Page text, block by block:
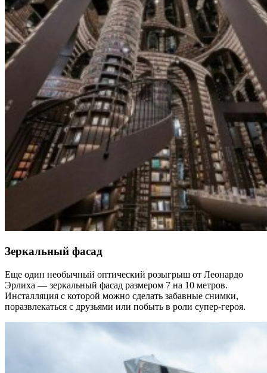
Зеркальный фасад
Еще один необычный оптический розыгрыш от Леонардо
Эрлиха — зеркальный фасад размером 7 на 10 метров.
Инсталляция с которой можно сделать забавные снимки,
поразвлекаться с друзьями или побыть в роли супер-героя.